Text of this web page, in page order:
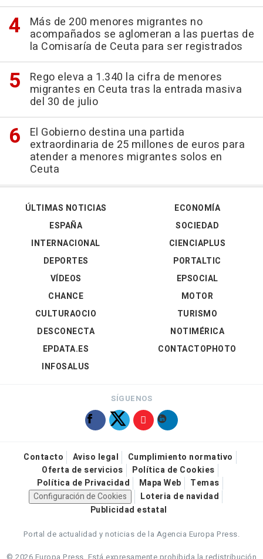
Más de 200 menores migrantes no
acompañados se aglomeran a las puertas de
la Comisaría de Ceuta para ser registrados
Rego eleva a 1.340 la cifra de menores
migrantes en Ceuta tras la entrada masiva
del 30 de julio
El Gobierno destina una partida
extraordinaria de 25 millones de euros para
atender a menores migrantes solos en
Ceuta
ÚLTIMAS NOTICIAS
ESPAÑA
INTERNACIONAL
DEPORTES
VÍDEOS
ECONOMÍA
SOCIEDAD
CIENCIAPLUS
PORTALTIC
EPSOCIAL
CHANCE
CULTURAOCIO
DESCONECTA
EPDATA.ES
INFOSALUS
MOTOR
TURISMO
NOTIMÉRICA
CONTACTOPHOTO
SÍGUENOS
Contacto Aviso legal
Cumplimiento normativo
Oferta de servicios
Política de Cookies
Política de Privacidad
Mapa Web
Temas
Configuración de Cookies
Loteria de navidad
Publicidad estatal
Portal de actualidad y noticias de la Agencia Europa Press.